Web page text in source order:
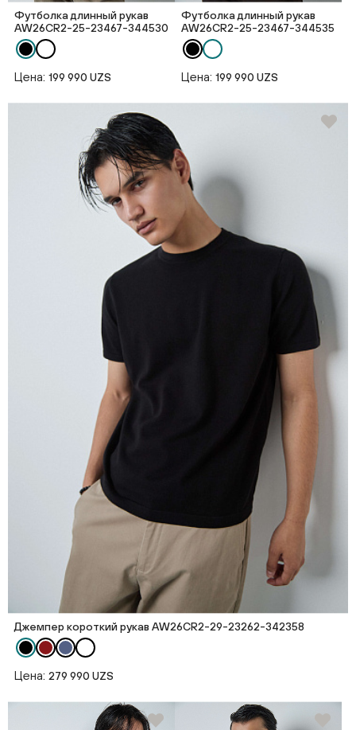
Футболка длинный рукав
AW26CR2-25-23467-344530
Цена: 199 990 UZS
Футболка длинный рукав
AW26CR2-25-23467-344535
Цена: 199 990 UZS
Джемпер короткий рукав AW26CR2-29-23262-342358
Цена: 279 990 UZS